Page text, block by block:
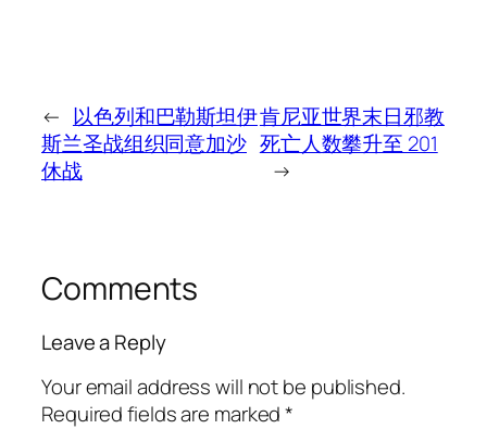
← 以色列和巴勒斯坦伊
斯兰圣战组织同意加沙
休战
肯尼亚世界末日邪教
死亡人数攀升至 201
→
Comments
Leave a Reply
Your email address will not be published.
Required fields are marked*